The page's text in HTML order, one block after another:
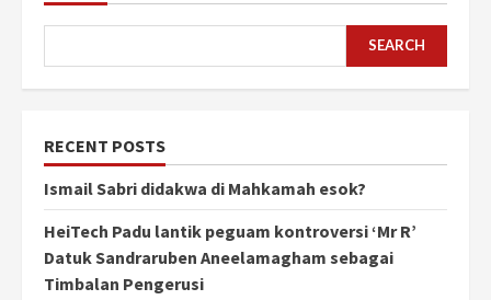
SEARCH
RECENT POSTS
Ismail Sabri didakwa di Mahkamah esok?
HeiTech Padu lantik peguam kontroversi ‘Mr R’
Datuk Sandraruben Aneelamagham sebagai
Timbalan Pengerusi